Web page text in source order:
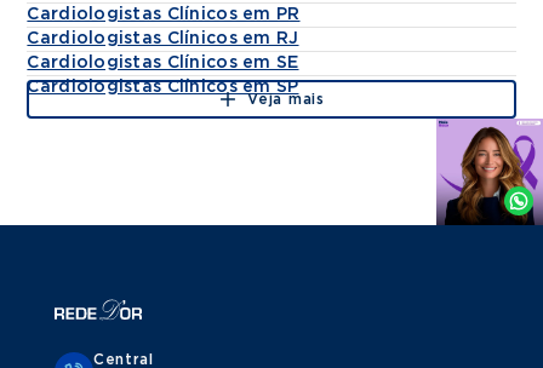
Cardiologistas Clínicos em PR
Cardiologistas Clínicos em RJ
Cardiologistas Clínicos em SE
Cardiologistas Clínicos em SP
Veja mais
Agende
Whatsapp
Central